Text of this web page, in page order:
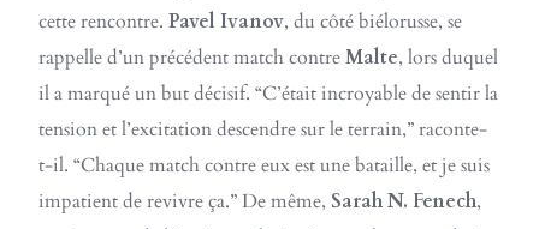
cette rencontre. Pavel Ivanov, du côté biélorusse, se
rappelle d’un précédent match contreMalte, lors duquel
il a marqué un but décisif. “C’était incroyable de sentir la
tension et l’excitation descendre sur le terrain,” raconte-
t-il. “Chaque match contre eux est une bataille, et je suis
impatient de revivre ça.” De même, Sarah N. Fenech,